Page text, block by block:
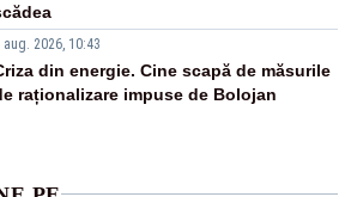
aug. 2026, 10:43
din energie. Cine scapă de măsurile
raționalizare impuse de Bolojan